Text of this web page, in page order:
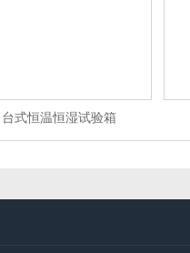
台式恒温恒湿试验箱